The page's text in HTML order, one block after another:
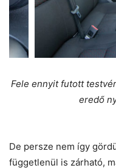
Fele ennyit futott
eredő
De persze nem így
függetlenül is zárható,